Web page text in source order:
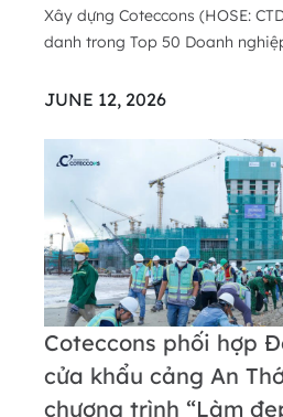
Xây dựng Coteccons (HOSE:
danh trong Top 50 Doanh
Cầu Đầu Tư tổ chức. Năm 2026
JUNE 12, 2026
Coteccons phối hợp
cửa khẩu cảng An
chương trình “Làm